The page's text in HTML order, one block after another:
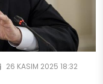
26 KASIM 2025 18:32